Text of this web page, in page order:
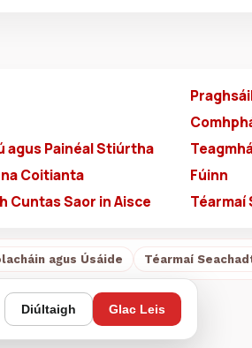
agus Painéal Stiúrtha
Coitianta
Cuntas Saor in Aisce
Fúinn
Téarmaí
agus Úsáide Téarmaí
Diúltaigh Glac Leis